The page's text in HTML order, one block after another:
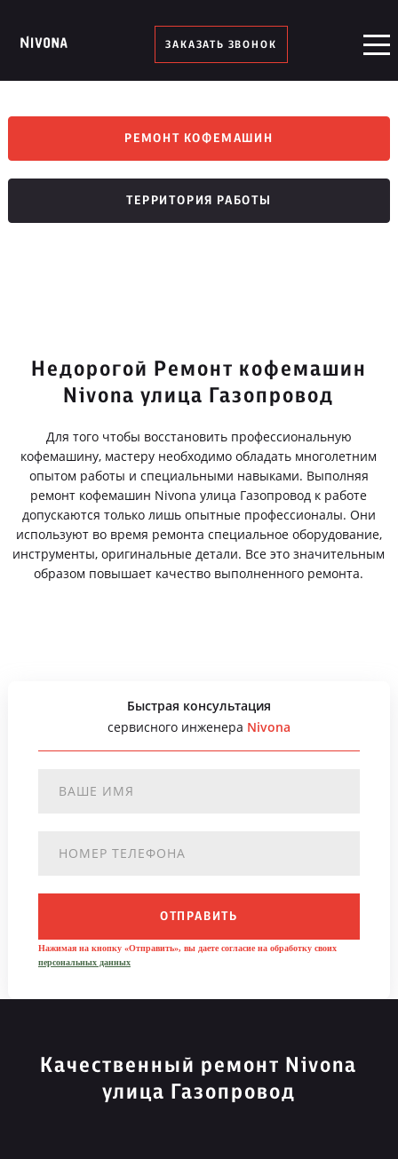
ЗАКАЗАТЬ ЗВОНОК
РЕМОНТ КОФЕМАШИН
ТЕРРИТОРИЯ РАБОТЫ
Недорогой Ремонт кофемашин
Nivona улица Газопровод
Для того чтобы восстановить профессиональную
кофемашину, мастеру необходимо обладать многолетним
опытом работы и специальными навыками. Выполняя
ремонт кофемашин Nivona улица Газопровод к работе
допускаются только лишь опытные профессионалы. Они
используют во время ремонта специальное оборудование,
инструменты, оригинальные детали. Все это значительным
образом повышает качество выполненного ремонта.
Быстрая консультация
сервисного инженера Nivona
ОТПРАВИТЬ
Нажимая на кнопку «Отправить», вы даете согласие на обработку своих
персональных данных
Качественный ремонт Nivona
улица Газопровод